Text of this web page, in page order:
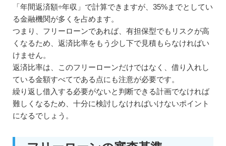
「年間返済額÷年収」で計算できますが、35%までとしてい
る金融機関が多くを占めます。
つまり、フリーローンであれば、有担保型でもリスクが高
くなるため、返済比率をもう少し下で見積もらなければい
けません。
返済比率は、このフリーローンだけではなく、借り入れし
ている金額すべてである点にも注意が必要です。
繰り返し借入する必要がないと判断できる計画でなければ
難しくなるため、十分に検討しなければいけないポイント
になるでしょう。